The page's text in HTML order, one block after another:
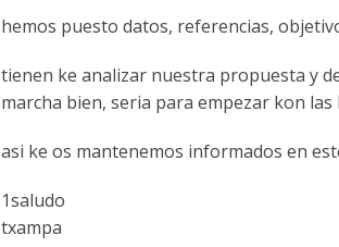
hemos puesto datos, referencias,
tienen ke analizar nuestra propuesta y
marcha bien, seria para empezar kon
asi ke os mantenemos informados en
1saludo
txampa